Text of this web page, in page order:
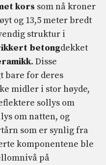
kors som nå kroner
og 13,5 meter bredt
struktur i
betongdekket
. Disse
bare for deres
midler i stor høyde,
sollys om
om natten, og
som er synlig fra
komponentene ble
på